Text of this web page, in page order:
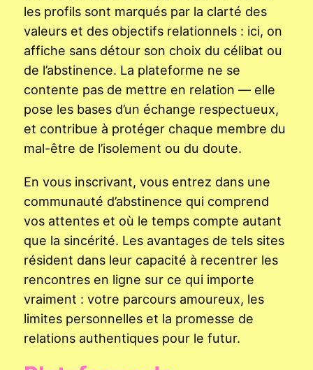
les profils sont marqués par la clarté des
valeurs et des objectifs relationnels : ici, on
affiche sans détour son choix du célibat ou
de l’abstinence. La plateforme ne se
contente pas de mettre en relation — elle
pose les bases d’un échange respectueux,
et contribue à protéger chaque membre du
mal-être de l’isolement ou du doute.
En vous inscrivant, vous entrez dans une
communauté d’abstinence qui comprend
vos attentes et où le temps compte autant
que la sincérité. Les avantages de tels sites
résident dans leur capacité à recentrer les
rencontres en ligne sur ce qui importe
vraiment : votre parcours amoureux, les
limites personnelles et la promesse de
relations authentiques pour le futur.